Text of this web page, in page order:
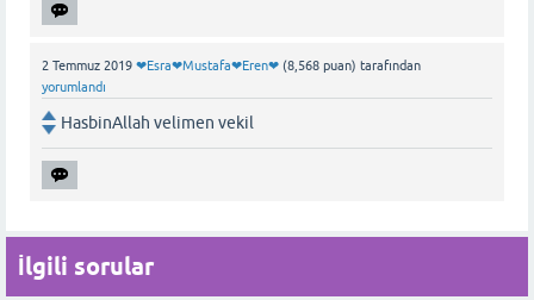
2 Temmuz 2019 ❤Esra❤Mustafa❤Eren❤ (8,568 puan) tarafından
yorumlandı
HasbinAllah velimen vekil
İlgili sorular